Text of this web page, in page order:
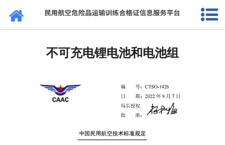
网站首页
证书查询
考核站点
民航要闻
不可充电锂电池和电池组